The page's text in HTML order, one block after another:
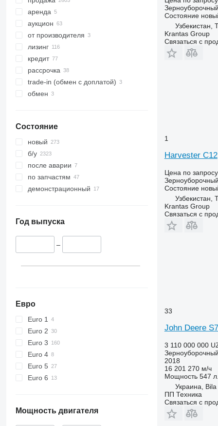
S-series
T-series
W-series
X-series
аренда
аукцион
от производителя
лизинг
кредит
рассрочка
trade-in (обмен с доплатой)
обмен
Состояние
новый
б/у
после аварии
по запчастям
демонстрационный
Год выпуска
–
Евро
Euro 1
Euro 2
Euro 3
Euro 4
Euro 5
Euro 6
Мощность двигателя
Состояние
Узбекистан,
Krantas Group
Связаться с
1
Harvester C12
Цена по запросу
Состояние
Узбекистан,
Krantas Group
Связаться с
33
John Deere
3 110 000 000
2018
16 201 270 м/ч
Мощность 547
Украина, Bila
ПП Техника
Связаться с